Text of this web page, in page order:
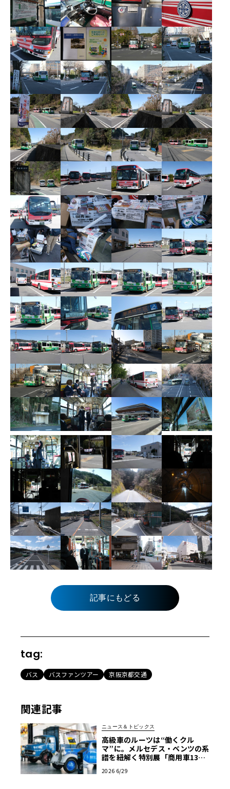
記事にもどる
tag:
バス バスファンツアー 京阪京都交通
関連記事
ニュース＆トピックス
高級車のルーツは“働くクル
マ”に。メルセデス・ベンツの系
譜を紐解く特別展「商用車130
2026 6/29